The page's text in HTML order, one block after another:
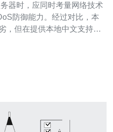
器时，应同时考量网络技术
防御能力。经过对比，本
，但在提供本地中文支持、
，因为其在台湾市场展现出